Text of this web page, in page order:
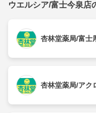
ウエルシア/富士今泉店
杏林堂薬局/富士
杏林堂薬局/アク